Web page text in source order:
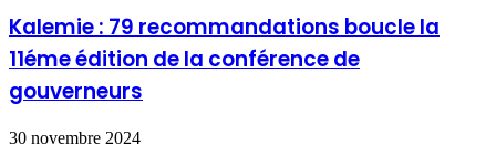
Kalemie : 79 recommandations boucle la
11éme édition de la conférence de
gouverneurs
30 novembre 2024